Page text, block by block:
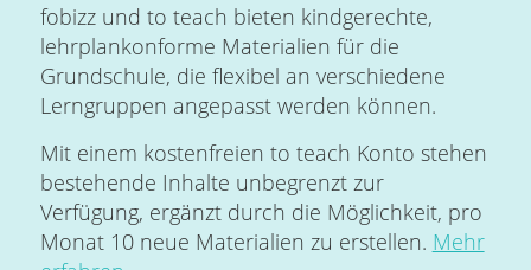
fobizz und to teach bieten kindgerechte,
lehrplankonforme Materialien für die
Grundschule, die flexibel an verschiedene
Lerngruppen angepasst werden können.
Mit einem kostenfreien to teach Konto stehen
bestehende Inhalte unbegrenzt zur
Verfügung, ergänzt durch die Möglichkeit, pro
Monat 10 neue Materialien zu erstellen. Mehr